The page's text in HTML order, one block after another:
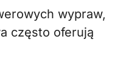
wypraw,
często oferują